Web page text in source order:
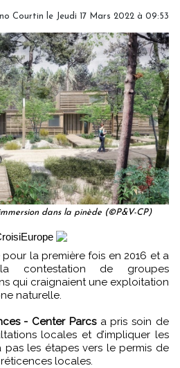
Courtin le Jeudi 17 Mars 2022 à 09:53
dans la pinède (©P&V-CP)
contestation de groupes
qui craignaient une exploitation
naturelle.
- Center Parcsa pris soin de
locales et d’impliquer les
les étapes vers le permis de
locales.